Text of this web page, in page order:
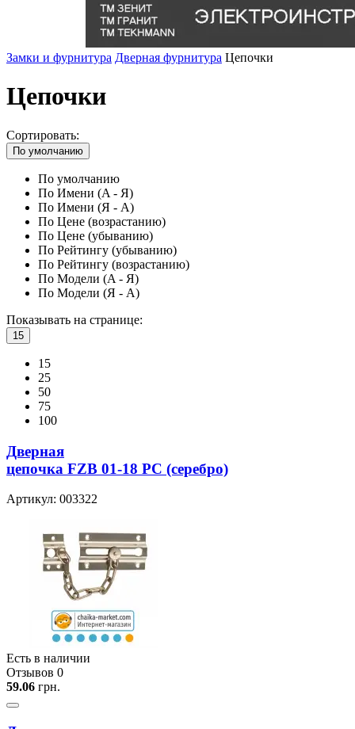
Замки и фурнитура Дверная фурнитура Цепочки
Цепочки
Сортировать:
По умолчанию
По умолчанию
По Имени (A - Я)
По Имени (Я - A)
По Цене (возрастанию)
По Цене (убыванию)
По Рейтингу (убыванию)
По Рейтингу (возрастанию)
По Модели (A - Я)
По Модели (Я - A)
Показывать на странице:
15
15
25
50
75
100
Дверная
цепочка FZB 01-18 PC (серебро)
Артикул: 003322
Есть в наличии
Отзывов 0
59.06 грн.